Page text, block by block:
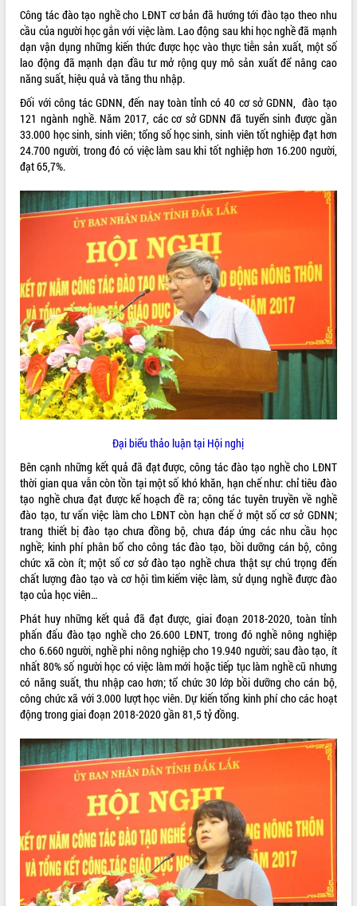
VIDEO
Khám bệnh, cấp phát thuốc miễn phí
và tặng quà người dân xã Cư Pui
Hội nghị UBND tỉnh Đắk Lắk thường kỳ
tháng 7/2026
Lễ truy tặng danh hiệu “Bà Mẹ Việt
Nam Anh hùng” và trao Huân chương
Lao động
UBND tỉnh Đắk Lắk triển khai nhiệm
vụ 6 tháng cuối năm 2026
Kỳ họp thứ Hai, Hội đồng nhân dân
Bí thư Tỉnh ủy Lương Nguyễn Minh
Triết thăm, tặng quà người có công với
cách mạng
Rà soát, hoàn thiện hệ thống thiết chế
văn hóa, thể thao đáp ứng yêu cầu
phát triển mới
Thường trực HĐND tỉnh Đắk Lắk gặp
mặt Đoàn chuyên gia y tế TP. Hồ Chí
Minh
Lễ truy điệu và an táng hài cốt liệt sĩ
tại Nghĩa trang Liệt sĩ xã Sơn Hòa
Bàn giải pháp tháo gỡ khó khăn trong
xuất khẩu sầu riêng và triển khai quy
định EUDR
Thứ trưởng Bộ Nông nghiệp và Môi
trường Nguyễn Hoàng Hiệp khảo sát
vùng trồng và doanh nghiệp đóng gói
sầu riêng tại Đắk Lắk
Trình diễn nghệ thuật chế biến các
Đắk Lắk công bố Quy hoạch và xúc
Ngành cá ngừ Đắk Lắk chủ động thích
ứng để giữ vững thị trường xuất khẩu
Diễn đàn Kinh tế tư nhân Việt Nam đột
phá cơ chế - Hợp tác công tư
ALBUM ẢNH
LIÊN KẾT WEB
Hôm nay: 22581
Tất cả:
66067904
Công tác đào tạo nghề cho LĐNT cơ bản đã hướng tới đào tạo theo nhu
cầu của người học gắn với việc làm. Lao động sau khi học nghề đã mạnh
dạn vận dụng những kiến thức được học vào thực tiễn sản xuất, một số
lao động đã mạnh dạn đầu tư mở rộng quy mô sản xuất để nâng cao
năng suất, hiệu quả và tăng thu nhập.
Đối với công tác GDNN, đến nay toàn tỉnh có 40 cơ sở GDNN, đào tạo
121 ngành nghề. Năm 2017, các cơ sở GDNN đã tuyển sinh được gần
33.000 học sinh, sinh viên; tổng số học sinh, sinh viên tốt nghiệp đạt hơn
24.700 người, trong đó có việc làm sau khi tốt nghiệp hơn 16.200 người,
đạt 65,7%.
Đại biểu thảo luận tại Hội nghị
Bên cạnh những kết quả đã đạt được, công tác đào tạo nghề cho LĐNT
thời gian qua vẫn còn tồn tại một số khó khăn, hạn chế như: chỉ tiêu đào
tạo nghề chưa đạt được kế hoạch đề ra; công tác tuyên truyền về nghề
đào tạo, tư vấn việc làm cho LĐNT còn hạn chế ở một số cơ sở GDNN;
trang thiết bị đào tạo chưa đồng bộ, chưa đáp ứng các nhu cầu học
nghề; kinh phí phân bổ cho công tác đào tạo, bồi dưỡng cán bộ, công
chức xã còn ít; một số cơ sở đào tạo nghề chưa thật sự chú trọng đến
chất lượng đào tạo và cơ hội tìm kiếm việc làm, sử dụng nghề được đào
tạo của học viên…
Phát huy những kết quả đã đạt được, giai đoạn 2018-2020, toàn tỉnh
phấn đấu đào tạo nghề cho 26.600 LĐNT, trong đó nghề nông nghiệp
cho 6.660 người, nghề phi nông nghiệp cho 19.940 người; sau đào tạo, ít
nhất 80% số người học có việc làm mới hoặc tiếp tục làm nghề cũ nhưng
có năng suất, thu nhập cao hơn; tổ chức 30 lớp bồi dưỡng cho cán bộ,
công chức xã với 3.000 lượt học viên. Dự kiến tổng kinh phí cho các hoạt
động trong giai đoạn 2018-2020 gần 81,5 tỷ đồng.